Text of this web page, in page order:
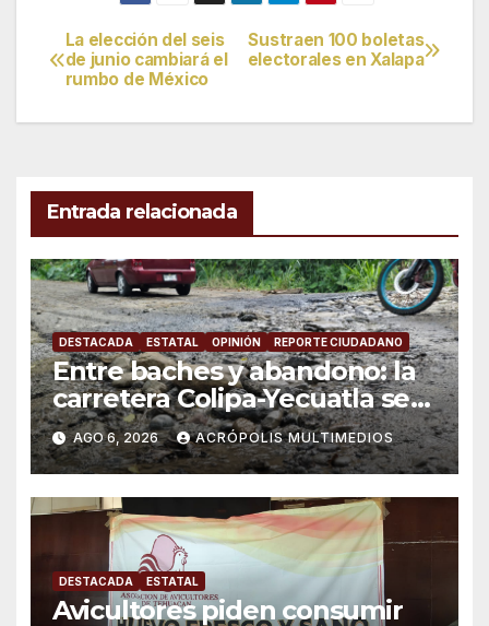
Navegación
de
Sustraen 100 boletas
electorales en Xalapa
La elección del seis
de junio cambiará el
rumbo de México
Entrada relacionada
DESTACADA ESTATAL OPINIÓN REPORTE CIUDADANO
Entre baches y abandono: la
carretera Colipa-Yecuatla se
convierte en un riesgo diario
AGO 6, 2026 ACRÓPOLIS MULTIMEDIOS
DESTACADA ESTATAL
Avicultores piden consumir